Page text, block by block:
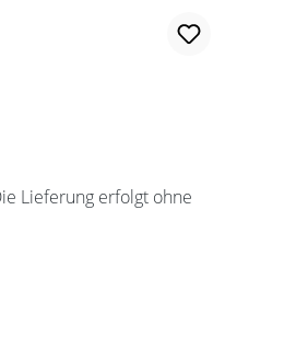
Lieferung erfolgt ohne